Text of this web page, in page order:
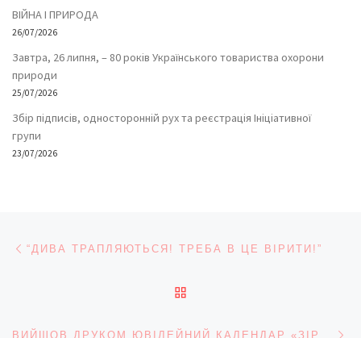
ВІЙНА І ПРИРОДА
26/07/2026
Завтра, 26 липня, – 80 років Українського товариства охорони
природи
25/07/2026
Збір підписів, односторонній рух та реєстрація Ініціативної
групи
23/07/2026
Навігація записів
“ДИВА ТРАПЛЯЮТЬСЯ! ТРЕБА В ЦЕ ВІРИТИ!”